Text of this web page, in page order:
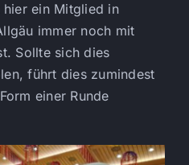
ein Mitglied in
immer noch mit
Sollte sich dies
führt dies zumindest
einer Runde